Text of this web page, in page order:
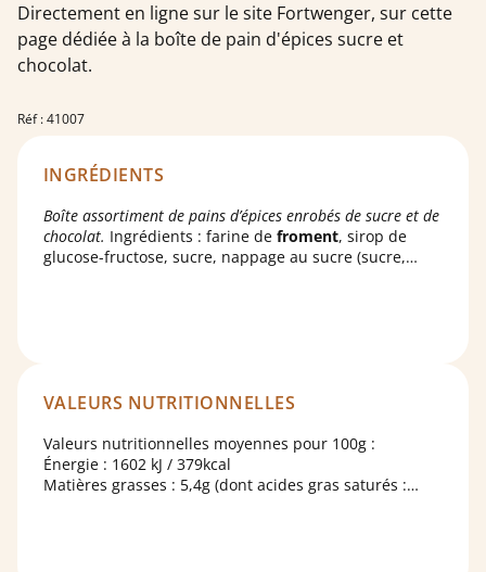
Directement en ligne sur le site Fortwenger, sur cette
page dédiée à la boîte de pain d'épices sucre et
chocolat.
Réf : 41007
INGRÉDIENTS
Boîte assortiment de pains d’épices enrobés de sucre et de
chocolat. Ingrédients : farine de froment, sirop de
glucose-fructose, sucre, nappage au sucre (sucre,
carbonates d'ammonium ; pâte de cacao,huile de
agent colorant alimentaire: jus de betterave rouge
concentré; émulsifiant: lécithine de
desfruits à coque ,arachides ,oeuf, lait, lupin et
VALEURS NUTRITIONNELLES
Valeurs nutritionnelles moyennes pour 100g :
Énergie : 1602 kJ / 379kcal
Matières grasses : 5,4g (dont acides gras saturés :